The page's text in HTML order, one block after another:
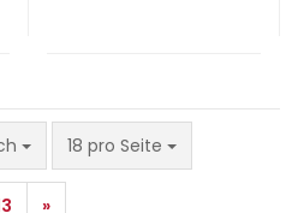
18 pro Seite
pro Seite
»